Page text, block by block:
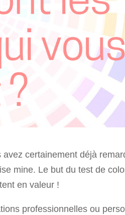
certainement déjà
mine. Le but du test de
en valeur !
professionnelles ou